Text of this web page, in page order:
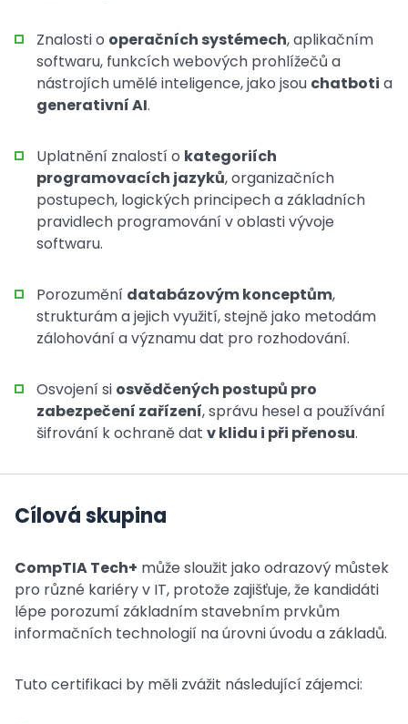
Znalosti o operačních systémech, aplikačním
softwaru, funkcích webových prohlížečů a
nástrojích umělé inteligence, jako jsou chatboti a
generativní AI.
Uplatnění znalostí o kategoriích
programovacích jazyků, organizačních
postupech, logických principech a základních
pravidlech programování v oblasti vývoje
softwaru.
Porozumění databázovým konceptům,
strukturám a jejich využití, stejně jako metodám
zálohování a významu dat pro rozhodování.
Osvojení si osvědčených postupů pro
zabezpečení zařízení, správu hesel a používání
šifrování k ochraně dat v klidu i při přenosu.
Cílová skupina
CompTIA Tech+ může sloužit jako odrazový můstek
pro různé kariéry v IT, protože zajišťuje, že kandidáti
lépe porozumí základním stavebním prvkům
informačních technologií na úrovni úvodu a základů.
Tuto certifikaci by měli zvážit následující zájemci: